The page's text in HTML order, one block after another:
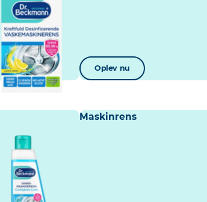
Oplev nu
Maskinrens